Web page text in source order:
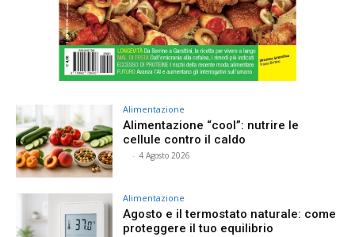
Alimentazione
Alimentazione “cool”: nutrire le
cellule contro il caldo
- 4 Agosto 2026
Alimentazione
Agosto e il termostato naturale: come
proteggere il tuo equilibrio